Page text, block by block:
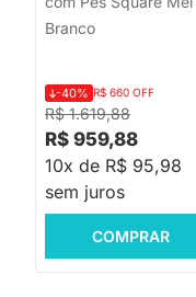
Branco
R$ 1.619,88
-40% R$ 660 OFF
R$ 959,88
10x de R$ 95,98
sem juros
COMPRAR